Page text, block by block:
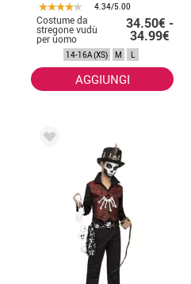
4.34/5.00
Costume da
stregone vudù
per uomo
34.50€ -
34.99€
14-16A (XS) M L
AGGIUNGI